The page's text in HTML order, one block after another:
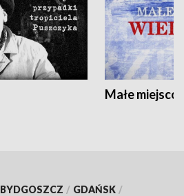
Małe
BYDGOSZCZ / GDAŃSK /